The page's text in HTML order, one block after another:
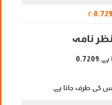
نامہ
ہے۔0.7209
کی طرف جاتا ہے۔